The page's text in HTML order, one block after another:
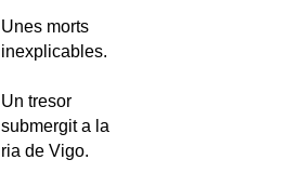
Unes morts
inexplicables.
Un tresor
submergit a la
ria de Vigo.